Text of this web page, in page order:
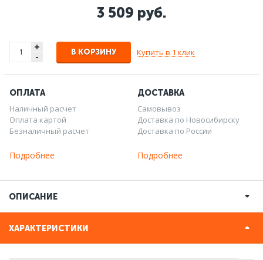
3 509 руб.
+
- В КОРЗИНУ Купить в 1 клик
ОПЛАТА
Наличный расчет
Оплата картой
Безналичный расчет
Подробнее
ДОСТАВКА
Самовывоз
Доставка по Новосибирску
Доставка по России
Подробнее
ОПИСАНИЕ
ХАРАКТЕРИСТИКИ